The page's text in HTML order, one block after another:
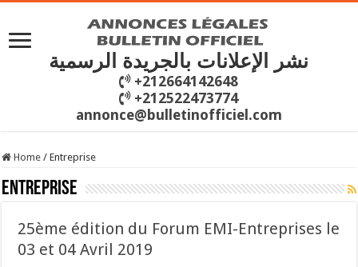
نشر الإعلانات بالجريدة الرسمية
+212664142648
+212522473774
annonce@bulletinofficiel.com
Home / Entreprise
Entreprise
25ème édition du Forum EMI-Entreprises le
03 et 04 Avril 2019